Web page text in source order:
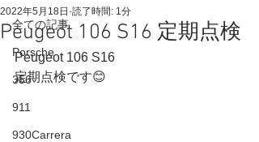
全ての記事
Porsche
356
911
930Carrera
Peugeot 106 S16 定期点検
2022年5月18日 読了時間: 1分
Peugeot 106 S16
定期点検です😊